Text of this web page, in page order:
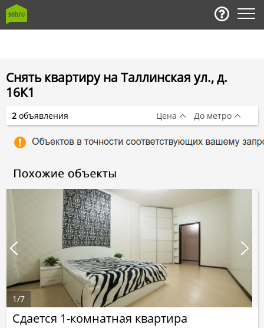
Снять квартиру на Таллинская ул., д.
16К1
Сдается 1-комнатная квартира
1/7
2 объявления Цена До метро